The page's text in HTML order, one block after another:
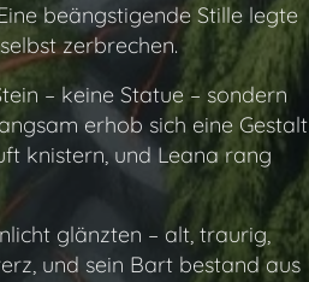
beängstigende Stille legte
zerbrechen.
– keine Statue – sondern
erhob sich eine Gestalt
knistern, und Leana rang
glänzten – alt, traurig,
und sein Bart bestand aus